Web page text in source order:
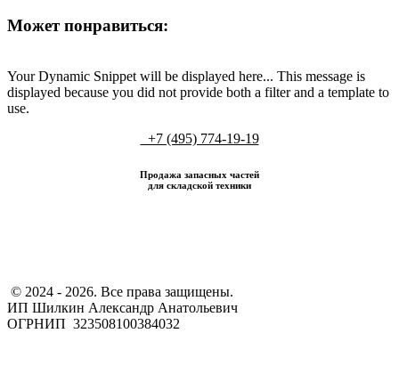
Может понравиться:
Your Dynamic Snippet will be displayed here... This message is
displayed because you did not provide both a filter and a template to
use.
+7 (495) 774-19-19
Продажа запасных частей
для складской техники
​ © 2024 - 2026. Все права защищены.
ИП Шилкин Александр Анатольевич
ОГРНИП 323508100384032